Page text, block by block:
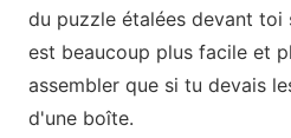
du puzzle étalées devant toi
est beaucoup plus facile et
assembler que si tu devais
d'une boîte.